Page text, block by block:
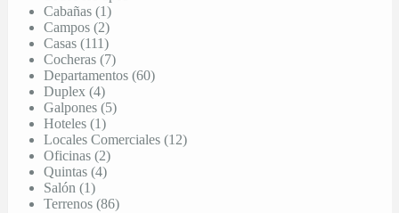
Cabañas (1)
Campos (2)
Casas (111)
Cocheras (7)
Departamentos (60)
Duplex (4)
Galpones (5)
Hoteles (1)
Locales Comerciales (12)
Oficinas (2)
Quintas (4)
Salón (1)
Terrenos (86)